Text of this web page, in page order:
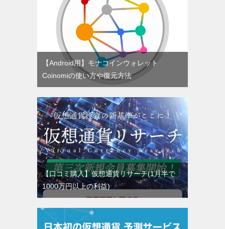
【Android用】モナコインウォレット
Coinomiの使い方や復元方法
【口コミ購入】仮想通貨リサーチ(1月半で
1000万円以上の利益)